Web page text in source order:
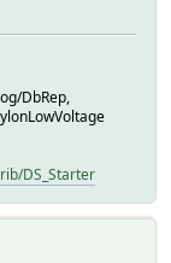
DbRep,
DS_Starter